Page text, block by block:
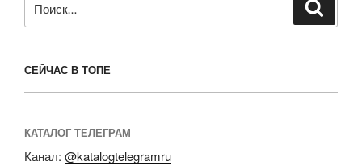
СЕЙЧАС В ТОПЕ
КАТАЛОГ ТЕЛЕГРАМ
Канал: @katalogtelegramru